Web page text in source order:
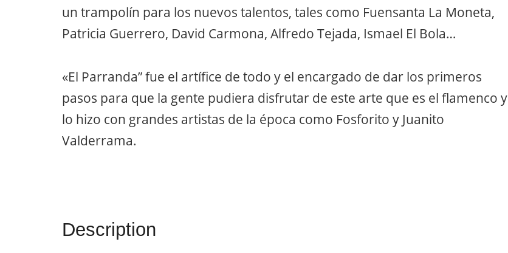
un trampolín para los nuevos talentos, tales como Fuensanta La Moneta,
Patricia Guerrero, David Carmona, Alfredo Tejada, Ismael El Bola…
«El Parranda” fue el artífice de todo y el encargado de dar los primeros
pasos para que la gente pudiera disfrutar de este arte que es el flamenco y
lo hizo con grandes artistas de la época como Fosforito y Juanito
Valderrama.
Description